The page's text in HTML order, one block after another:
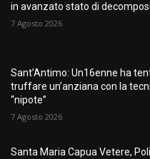
in avanzato stato di
7 Agosto 2026
Sant’Antimo: Un16enne ha
truffare un’anziana con la
“nipote”
7 Agosto 2026
Santa Maria Capua Vetere,